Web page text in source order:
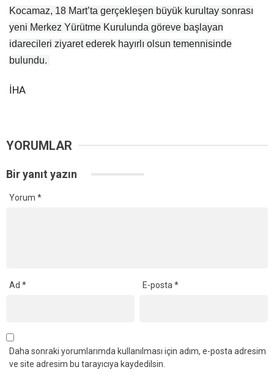
Kocamaz, 18 Mart’ta gerçekleşen büyük kurultay sonrası
yeni Merkez Yürütme Kurulunda göreve başlayan
idarecileri ziyaret ederek hayırlı olsun temennisinde
bulundu.
İHA
YORUMLAR
Bir yanıt yazın
Yorum *
Ad * E-posta*
Daha sonraki yorumlarımda kullanılması için adım, e-posta adresim
ve site adresim bu tarayıcıya kaydedilsin.